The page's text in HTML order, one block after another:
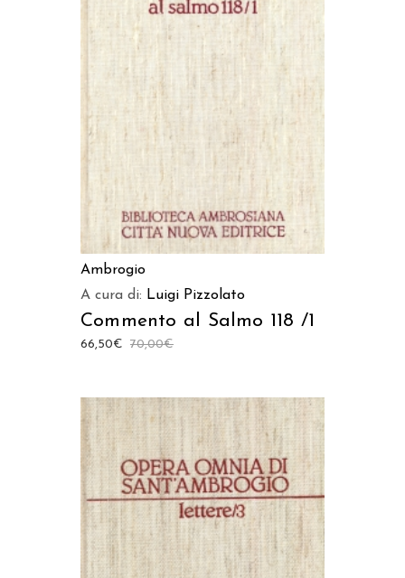
Ambrogio
A cura di: Luigi Pizzolato
Commento al Salmo 118 /1
70,00€
66,50€